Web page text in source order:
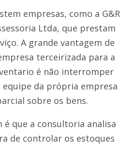
empresas, como a G&R
Ltda, que prestam
A grande vantagem de
terceirizada para a
é não interromper
equipe da própria empresa
sobre os bens.
é que a consultoria analisa
de controlar os estoques